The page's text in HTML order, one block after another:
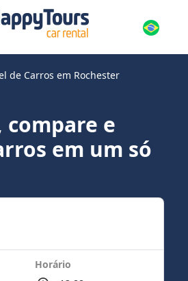
de Carros em Rochester
compare e
em um só
Horário